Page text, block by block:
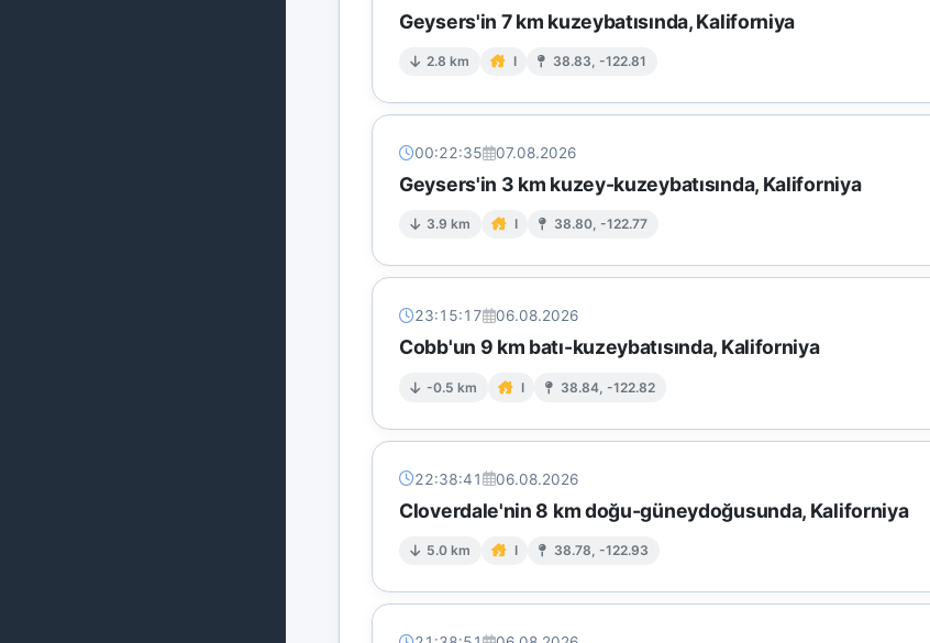
Geysers'in 7 km kuzeybatısında, Kaliforniya
2.8 km I 38.83, -122.81
00:22:35 07.08.2026
Geysers'in 3 km kuzey-kuzeybatısında, Kaliforniya
3.9 km I 38.80, -122.77
23:15:17 06.08.2026
Cobb'un 9 km batı-kuzeybatısında, Kaliforniya
-0.5 km I 38.84, -122.82
22:38:41 06.08.2026
Cloverdale'nin 8 km doğu-güneydoğusunda, Kaliforniya
5.0 km I 38.78, -122.93